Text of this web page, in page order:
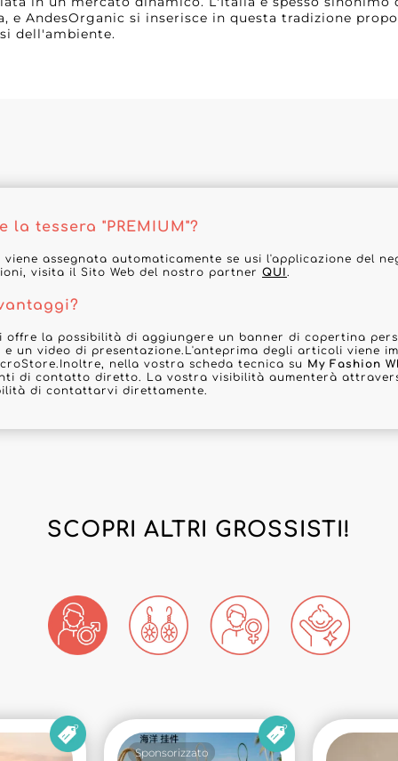
e AndesOrganic si inserisce in questa tradizione
dell'ambiente.
la tessera "PREMIUM"?
assegnata automaticamente se usi l'applicazione del
visita il Sito Web del nostro partner QUI.
offre la possibilità di aggiungere un banner di copertina
un video di presentazione.L'anteprima degli articoli viene
nella vostra scheda tecnica su My Fashion
di contatto diretto. La vostra visibilità aumenterà
di contattarvi direttamente.
SCOPRI ALTRI GROSSISTI!
Sponsorizzato